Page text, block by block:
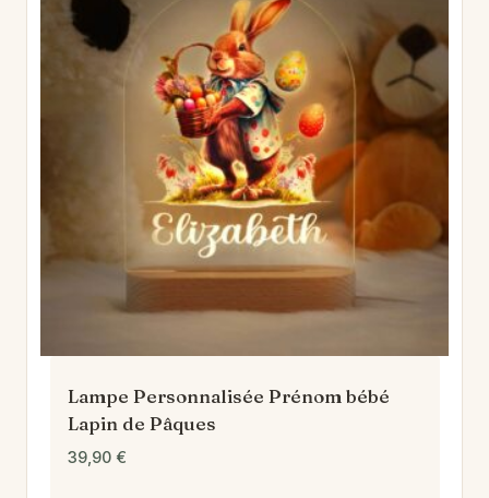
Lampe Personnalisée Prénom bébé
Lapin de Pâques
39,90 €